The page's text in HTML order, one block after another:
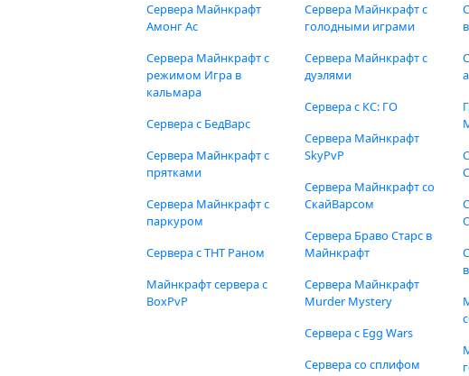
Сервера Майнкрафт
Амонг Ас
Сервера Майнкрафт с
режимом Игра в
кальмара
Сервера с БедВарс
Сервера Майнкрафт с
прятками
Сервера Майнкрафт с
паркуром
Сервера с ТНТ Раном
Майнкрафт сервера с
BoxPvP
Сервера Майнкрафт с
голодными играми
Сервера Майнкрафт с
дуэлями
Сервера с КС: ГО
Сервера Майнкрафт
SkyPvP
Сервера Майнкрафт со
СкайВарсом
Сервера Браво Старс в
Майнкрафт
Сервера Майнкрафт
Murder Mystery
Сервера с Egg Wars
Сервера со сплифом